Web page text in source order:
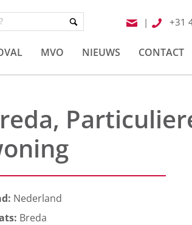
| +31
MVO NIEUWS CONTACT
Nederland
Breda